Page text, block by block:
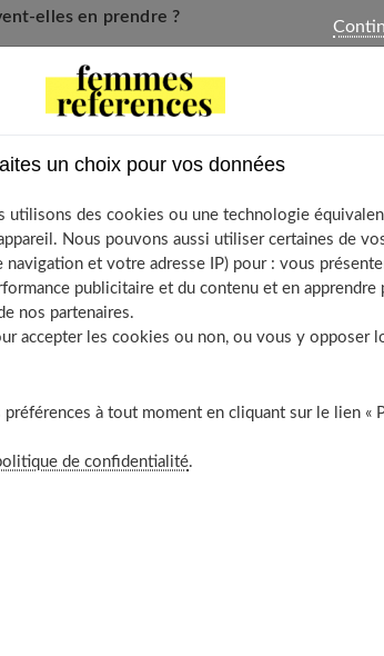
elles en prendre ?
?
aussi
en français, « acides aminés ramifiés ». Ce
composent principalement de trois acides
trois acides aminés ont un rôle important à
essentielle d'énergie immédiate,
ramifiés et il convient donc de les
:
un choix pour vos données
utilisons des cookies ou une technologie
Nous pouvons aussi utiliser certaines de
navigation et votre adresse IP) pour : vous
publicitaire et du contenu et en apprendre
nos partenaires.
accepter les cookies ou non, ou vous y opposer
à tout moment en cliquant sur le lien «
de confidentialité.